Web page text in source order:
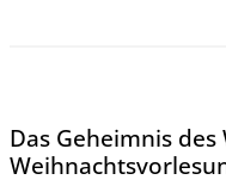
Das Geheimnis